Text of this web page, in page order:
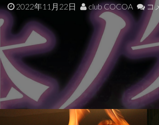
2022年11月22日 club COCOA コ